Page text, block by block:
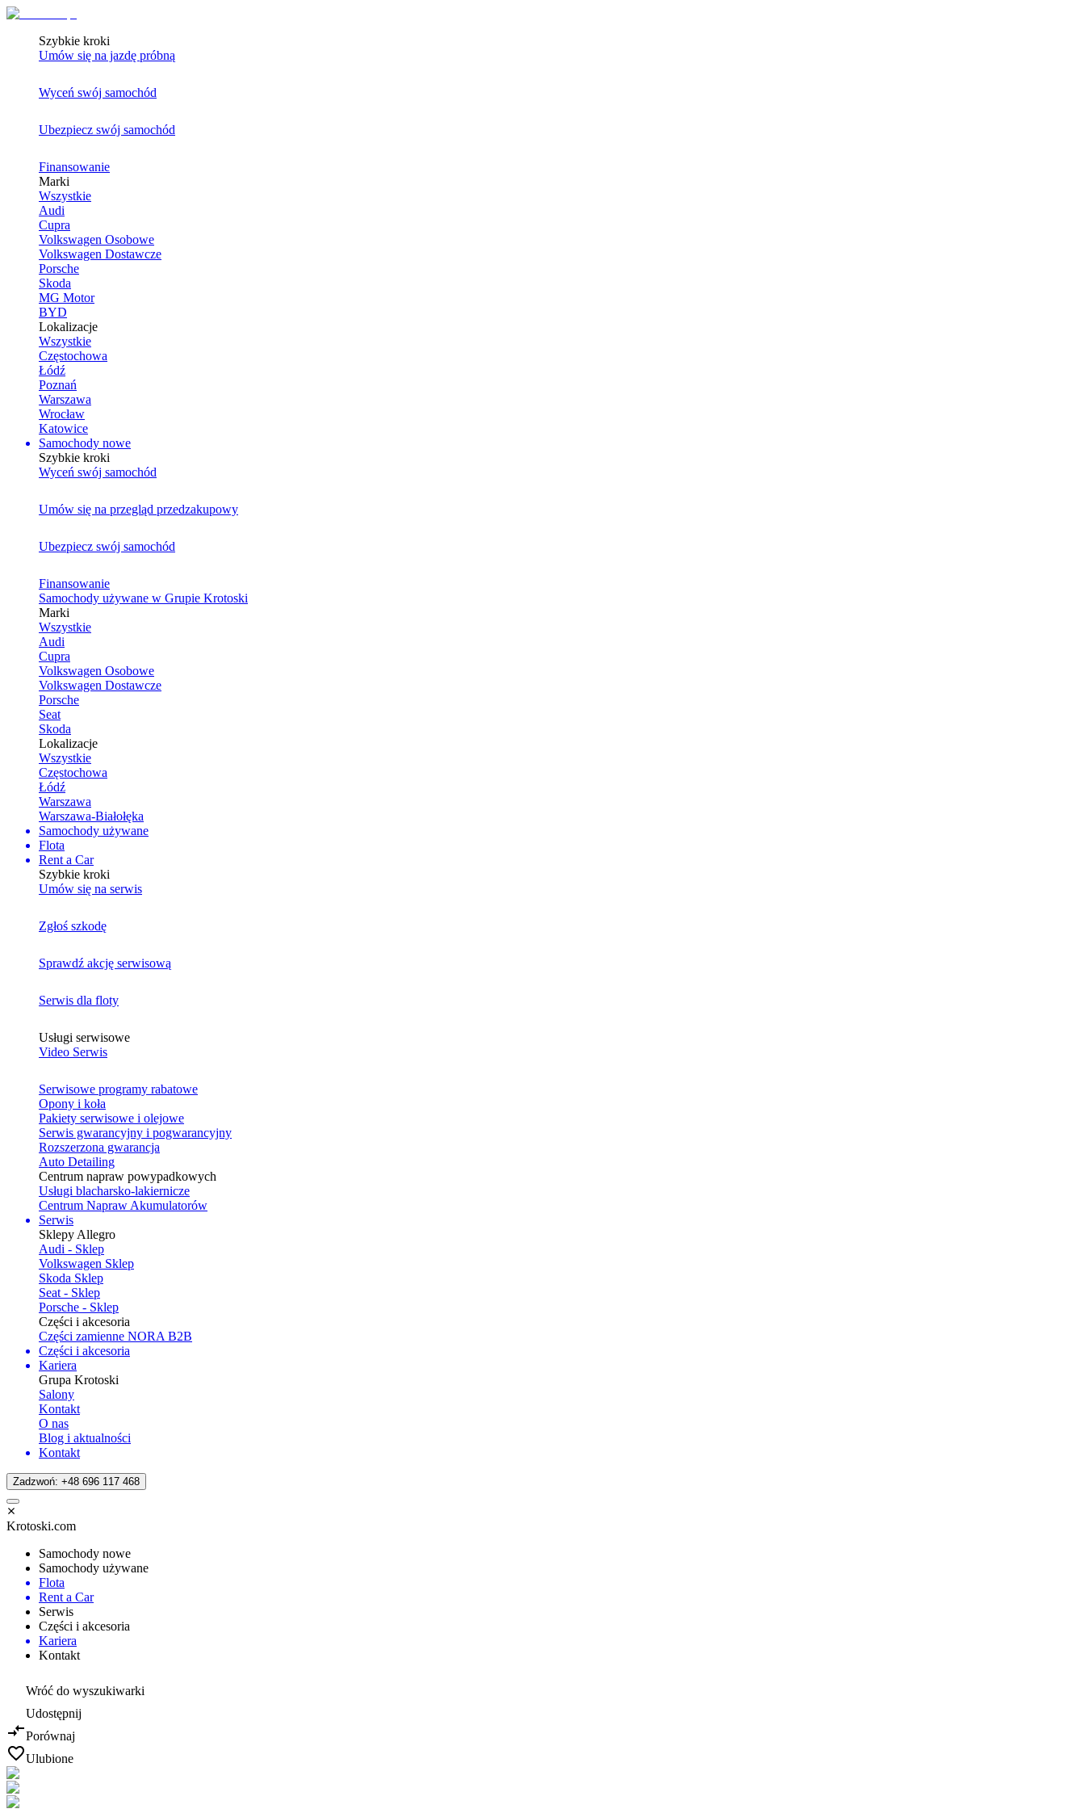
Szybkie kroki
Umów się na jazdę próbną
Wyceń swój samochód
Ubezpiecz swój samochód
Finansowanie
Marki
Wszystkie
Audi
Cupra
Volkswagen Osobowe
Volkswagen Dostawcze
Porsche
Skoda
MG Motor
BYD
Lokalizacje
Wszystkie
Częstochowa
Łódź
Poznań
Warszawa
Wrocław
Katowice
Samochody nowe
Szybkie kroki
Wyceń swój samochód
Umów się na przegląd przedzakupowy
Ubezpiecz swój samochód
Finansowanie
Samochody używane w Grupie Krotoski
Marki
Wszystkie
Audi
Cupra
Volkswagen Osobowe
Volkswagen Dostawcze
Porsche
Seat
Skoda
Lokalizacje
Wszystkie
Częstochowa
Łódź
Warszawa
Warszawa-Białołęka
Samochody używane
Flota
Rent a Car
Szybkie kroki
Umów się na serwis
Zgłoś szkodę
Sprawdź akcję serwisową
Serwis dla floty
Usługi serwisowe
Video Serwis
Serwisowe programy rabatowe
Opony i koła
Pakiety serwisowe i olejowe
Serwis gwarancyjny i pogwarancyjny
Rozszerzona gwarancja
Auto Detailing
Centrum napraw powypadkowych
Usługi blacharsko-lakiernicze
Centrum Napraw Akumulatorów
Serwis
Sklepy Allegro
Audi - Sklep
Volkswagen Sklep
Skoda Sklep
Seat - Sklep
Porsche - Sklep
Części i akcesoria
Części zamienne NORA B2B
Części i akcesoria
Kariera
Grupa Krotoski
Salony
Kontakt
O nas
Blog i aktualności
Kontakt
Zadzwoń: +48 696 117 468
Krotoski.com
Samochody nowe
Samochody używane
Flota
Rent a Car
Serwis
Części i akcesoria
Kariera
Kontakt
Wróć do wyszukiwarki
Udostępnij
Porównaj
Ulubione